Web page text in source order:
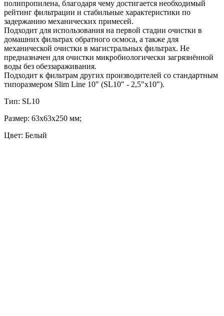
полипропилена, благодаря чему достигается необходимый
рейтинг фильтрации и стабильные характеристики по
задержанию механических примесей.
Подходит для использования на первой стадии очистки в
домашних фильтрах обратного осмоса, а также для
механической очистки в магистральных фильтрах. Не
предназначен для очистки микробиологически загрязнённой
воды без обеззараживания.
Подходит к фильтрам других производителей со стандартным
типоразмером Slim Line 10" (SL10" - 2,5"х10").
Тип: SL10
Размер: 63х63х250 мм;
Цвет: Белый